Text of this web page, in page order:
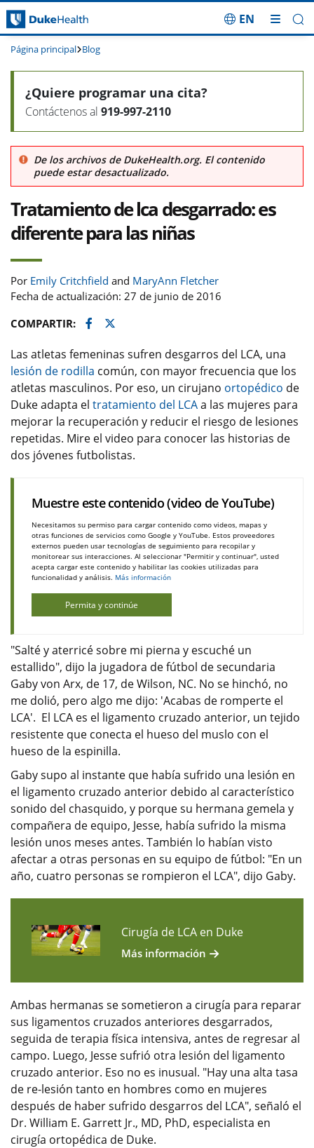
Saltar navegación
EN
Página principal Blog
De los archivos de DukeHealth.org. El contenido
puede estar desactualizado.
Tratamiento de lca desgarrado: es
diferente para las niñas
Por Emily Critchfield
MaryAnn Fletcher
Fecha de actualización: 27 de junio de 2016
COMPARTIR:
Facebook
Twitter
¿Quiere programar una cita?
Contáctenos al 919-997-2110
Las atletas femeninas sufren desgarros del LCA, una
lesión de rodilla común, con mayor frecuencia que los
atletas masculinos. Por eso, un cirujano ortopédico de
Duke adapta el tratamiento del LCAa las mujeres para
mejorar la recuperación y reducir el riesgo de lesiones
repetidas. Mire el video para conocer las historias de
dos jóvenes futbolistas.
Muestre este contenido (video de YouTube)
Necesitamos su permiso para cargar contenido como videos, mapas y
otras funciones de servicios como Google y YouTube. Estos proveedores
externos pueden usar tecnologías de seguimiento para recopilar y
monitorear sus interacciones. Al seleccionar "Permitir y continuar", usted
acepta cargar este contenido y habilitar las cookies utilizadas para
funcionalidad y análisis. Más información
Permita y continúe
"Salté y aterricé sobre mi pierna y escuché un
estallido", dijo la jugadora de fútbol de secundaria
Gaby von Arx, de 17, de Wilson, NC. No se hinchó, no
me dolió, pero algo me dijo: 'Acabas de romperte el
LCA'. El LCA es el ligamento cruzado anterior, un tejido
resistente que conecta el hueso del muslo con el
hueso de la espinilla.
Gaby supo al instante que había sufrido una lesión en
el ligamento cruzado anterior debido al característico
sonido del chasquido, y porque su hermana gemela y
compañera de equipo, Jesse, había sufrido la misma
lesión unos meses antes. También lo habían visto
afectar a otras personas en su equipo de fútbol: "En un
año, cuatro personas se rompieron el LCA", dijo Gaby.
Cirugía de LCA en Duke
Más información
Ambas hermanas se sometieron a cirugía para reparar
sus ligamentos cruzados anteriores desgarrados,
seguida de terapia física intensiva, antes de regresar al
campo. Luego, Jesse sufrió otra lesión del ligamento
cruzado anterior. Eso no es inusual. "Hay una alta tasa
de re-lesión tanto en hombres como en mujeres
después de haber sufrido desgarros del LCA", señaló el
Dr. William E. Garrett Jr., MD, PhD, especialista en
cirugía ortopédica de Duke.